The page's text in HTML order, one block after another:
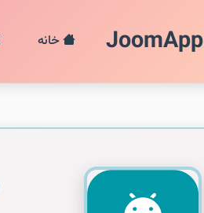
JoomApp خانه